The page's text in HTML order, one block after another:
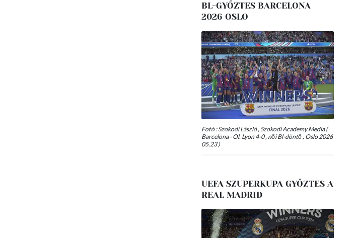
BL-GYŐZTES BARCELONA
2026 OSLO
Fotó : Szokodi László , Szokodi Academy Media (
Barcelona - Ol. Lyon 4-0 , női Bl-döntő , Oslo 2026
05.23 )
UEFA SZUPERKUPA GYŐZTES A
REAL MADRID